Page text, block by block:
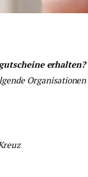
erhalten?